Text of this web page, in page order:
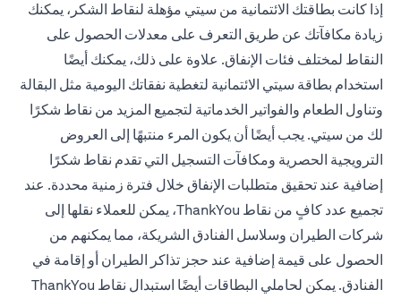
إذا كانت بطاقتك الائتمانية من سيتي مؤهلة لنقاط الشكر، يمكنك
زيادة مكافآتك عن طريق التعرف على معدلات الحصول على
النقاط لمختلف فئات الإنفاق. علاوة على ذلك، يمكنك أيضًا
استخدام بطاقة سيتي الائتمانية لتغطية نفقاتك اليومية مثل البقالة
وتناول الطعام والفواتير الخدماتية لتجميع المزيد من نقاط شكرًا
لك من سيتي. يجب أيضًا أن يكون المرء منتبهًا إلى العروض
الترويجية الحصرية ومكافآت التسجيل التي تقدم نقاط شكرًا
إضافية عند تحقيق متطلبات الإنفاق خلال فترة زمنية محددة. عند
تجميع عدد كافٍ من نقاط ThankYou، يمكن للعملاء نقلها إلى
شركات الطيران وسلاسل الفنادق الشريكة، مما يمكنهم من
الحصول على قيمة إضافية عند حجز تذاكر الطيران أو إقامة في
الفنادق. يمكن لحاملي البطاقات أيضًا استبدال نقاط ThankYou